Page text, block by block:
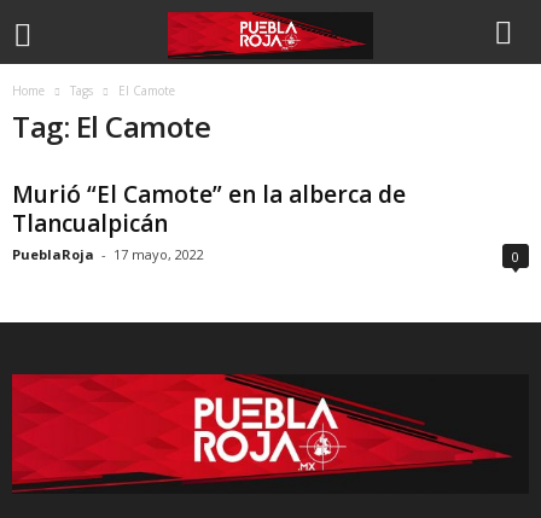
Home Tags El Camote
Tag: El Camote
Murió “El Camote” en la alberca de
Tlancualpicán
PueblaRoja - 17 mayo, 2022 0